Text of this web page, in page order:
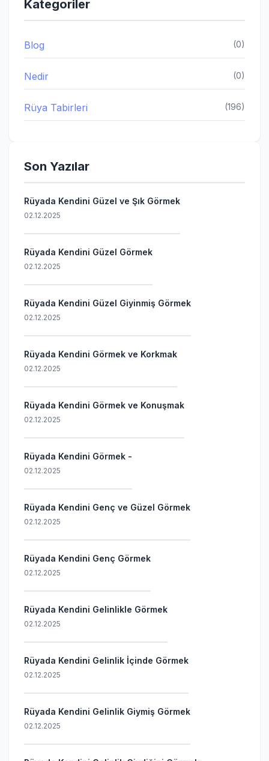
Kategoriler
Blog (0)
Nedir (0)
Rüya Tabirleri (196)
Son Yazılar
Rüyada Kendini Güzel ve Şık Görmek
02.12.2025
Rüyada Kendini Güzel Görmek
02.12.2025
Rüyada Kendini Güzel Giyinmiş Görmek
02.12.2025
Rüyada Kendini Görmek ve Korkmak
02.12.2025
Rüyada Kendini Görmek ve Konuşmak
02.12.2025
Rüyada Kendini Görmek -
02.12.2025
Rüyada Kendini Genç ve Güzel Görmek
02.12.2025
Rüyada Kendini Genç Görmek
02.12.2025
Rüyada Kendini Gelinlikle Görmek
02.12.2025
Rüyada Kendini Gelinlik İçinde Görmek
02.12.2025
Rüyada Kendini Gelinlik Giymiş Görmek
02.12.2025